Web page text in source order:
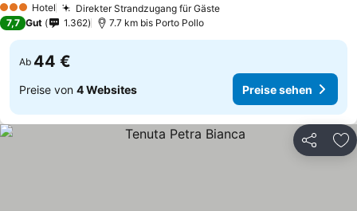
3 SterneHotel Direkter Strandzugang für Gäste
7,7 Gut 1.362 7.7 km bis Porto Pollo
Ab 44 €
Preise von 4 Websites Preise sehen
Teilen